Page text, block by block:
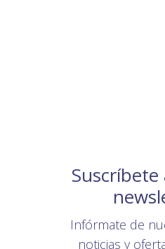
Infórmate de
noticias y